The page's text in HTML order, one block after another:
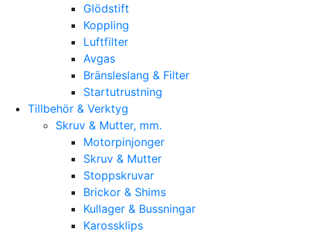
Glödstift
Koppling
Luftfilter
Avgas
Bränsleslang & Filter
Startutrustning
Tillbehör & Verktyg
Skruv & Mutter, mm.
Motorpinjonger
Skruv & Mutter
Stoppskruvar
Brickor & Shims
Kullager & Bussningar
Karossklips